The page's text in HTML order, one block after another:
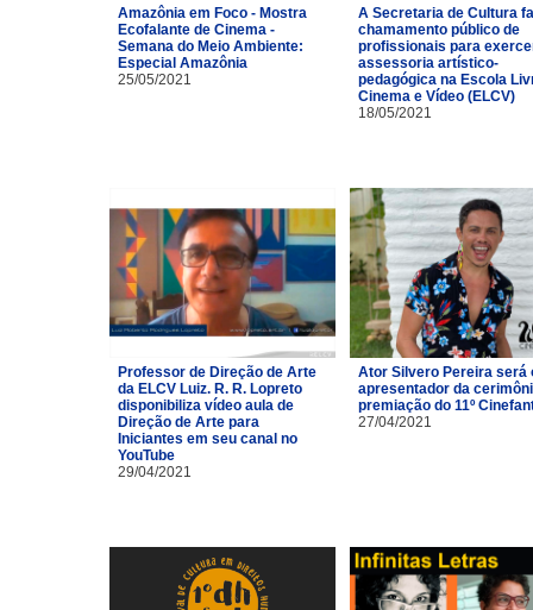
Amazônia em Foco - Mostra
Ecofalante de Cinema -
Semana do Meio Ambiente:
Especial Amazônia
25/05/2021
A Secretaria de Cultura
chamamento público de
profissionais para
assessoria artístico-
pedagógica na Escola
Cinema e Vídeo (ELCV)
18/05/2021
Professor de Direção de Arte
da ELCV Luiz. R. R. Lopreto
disponibiliza vídeo aula de
Direção de Arte para
Iniciantes em seu canal no
YouTube
29/04/2021
Ator Silvero Pereira será
apresentador da
premiação do 11º
27/04/2021